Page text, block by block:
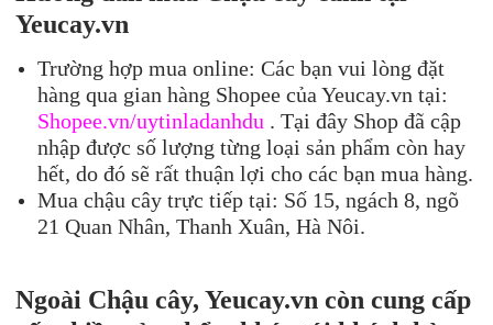
Yeucay.vn
Trường hợp mua online: Các bạn vui lòng đặt
hàng qua gian hàng Shopee của Yeucay.vn tại:
Shopee.vn/uytinladanhdu . Tại đây Shop đã cập
nhập được số lượng từng loại sản phẩm còn hay
hết, do đó sẽ rất thuận lợi cho các bạn mua hàng.
Mua chậu cây trực tiếp tại: Số 15, ngách 8, ngõ
21 Quan Nhân, Thanh Xuân, Hà Nôi.
Ngoài Chậu cây, Yeucay.vn còn cung cấp